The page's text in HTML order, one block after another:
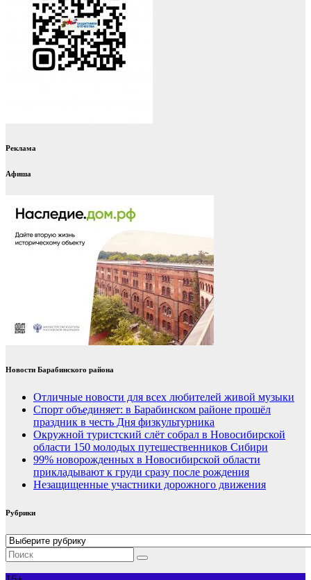
Реклама
Афиша
Новости Барабинского района
Отличные новости для всех любителей живой музыки
Спорт объединяет: в Барабинском районе прошёл
праздник в честь Дня физкультурника
Окружной туристский слёт собрал в Новосибирской
области 150 молодых путешественников Сибири
99% новорожденных в Новосибирской области
прикладывают к груди сразу после рождения
Незащищенные участники дорожного движения
Рубрики
Рубрики